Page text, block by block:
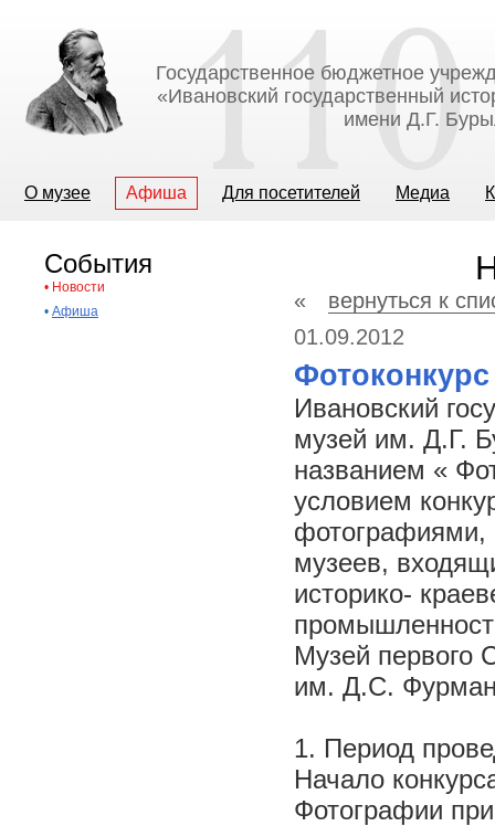
Государственное бюджетное
«Ивановский государственный
имени Д.Г.
О музее Афиша Для посетителей Медиа
События
• Новости
• Афиша « вернуться к
01.09.2012
Ивановский
музей им. Д.Г.
названием «
условием
фотографиями,
музеев,
историко-
Музей первого
им. Д.С.
1. Период
Начало
Фотографии